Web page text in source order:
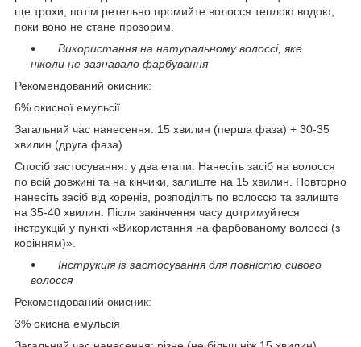
ще трохи, потім ретельно промийте волосся теплою водою,
поки воно не стане прозорим.
Використання на натуральному волоссі, яке
ніколи не зазнавало фарбування
Рекомендований окисник:
6% окисної емульсії
Загальний час нанесення: 15 хвилин (перша фаза) + 30-35
хвилин (друга фаза)
Спосіб застосування: у два етапи. Нанесіть засіб на волосся
по всій довжині та на кінчики, залиште на 15 хвилин. Повторно
нанесіть засіб від коренів, розподіліть по волоссю та залиште
на 35-40 хвилин. Після закінчення часу дотримуйтеся
інструкцій у пункті «Використання на фарбованому волоссі (з
корінням)».
Інструкція із застосування для повністю сивого
волосся
Рекомендований окисник:
3% окисна емульсія